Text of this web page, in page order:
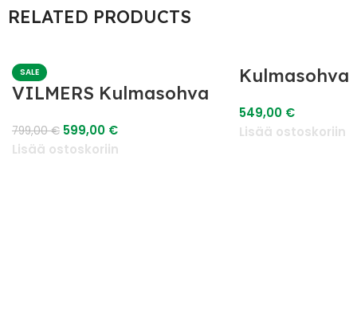
RELATED PRODUCTS
SALE
VILMERS Kulmasohva
799,00€ 599,00 €
Lisää ostoskoriin
Kulmasohva
549,00 €
Lisää ostoskoriin